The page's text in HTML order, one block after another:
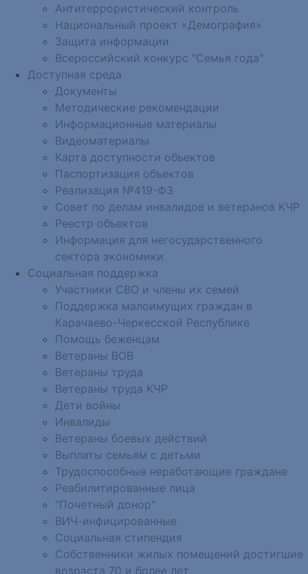
Антитеррористический контроль
Национальный проект «Демография»
Защита информации
Всероссийский конкурс "Семья года"
Доступная среда
Документы
Методические рекомендации
Информационные материалы
Видеоматериалы
Карта доступности объектов
Паспортизация объектов
Реализация №419-ФЗ
Совет по делам инвалидов и ветеранов КЧР
Реестр объектов
Информация для негосударственного
сектора экономики
Социальная поддержка
Участники СВО и члены их семей
Поддержка малоимущих граждан в
Карачаево-Черкесской Республике
Помощь беженцам
Ветераны ВОВ
Ветераны труда
Ветераны труда КЧР
Дети войны
Инвалиды
Ветераны боевых действий
Выплаты семьям с детьми
Трудоспособные неработающие граждане
Реабилитированные лица
"Почетный донор"
ВИЧ-инфицированные
Социальная стипендия
Собственники жилых помещений достигшие
возраста 70 и более лет